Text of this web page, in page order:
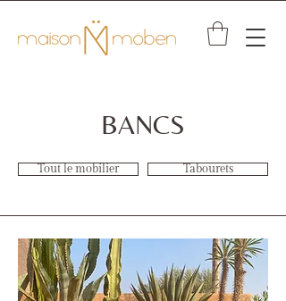
BANCS
Tout le mobilier Tabourets